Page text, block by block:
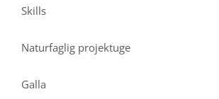
Skills
Naturfaglig projektuge
Galla